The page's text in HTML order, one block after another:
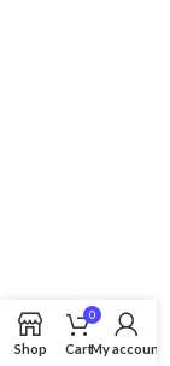
Shop
0
CartMy account